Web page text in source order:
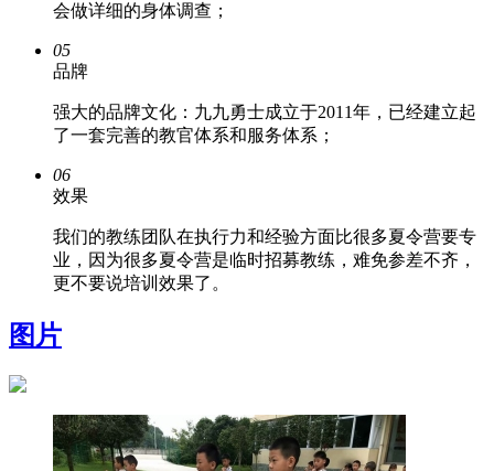
会做详细的身体调查；
05
品牌
强大的品牌文化：九九勇士成立于2011年，已经建立起
了一套完善的教官体系和服务体系；
06
效果
我们的教练团队在执行力和经验方面比很多夏令营要专
业，因为很多夏令营是临时招募教练，难免参差不齐，
更不要说培训效果了。
图片